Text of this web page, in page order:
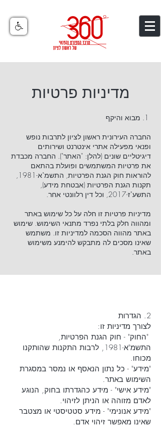
מדיניות פרטיות
החברה העירונית ראשון לציון לתרבות נופש
ופנאי מפעילה אתרי אינטרנט ושירותים
דיגיטליים שונים (להלן: "האתר"). החברה מכבדת
את פרטיות המשתמשים ופועלת בהתאם
להוראות חוק הגנת הפרטיות, התשמ"א-1981,
תקנות הגנת הפרטיות (אבטחת מידע),
התשע"ז-2017, וכל דין רלוונטי אחר.
מדיניות פרטיות זו חלה על כל שימוש באתר
ומהווה חלק בלתי נפרד מתנאי השימוש. שימוש
באתר מהווה הסכמה למדיניות זו. משתמש
שאינו מסכים לה מתבקש להימנע משימוש
באתר.
2. הגדרות
לצורך מדיניות זו:
"החוק" - חוק הגנת הפרטיות,
התשמ"א-1981, לרבות התקנות שהותקנו
מכוחו.
"מידע" - כל נתון הנאסף או נמסר במסגרת
השימוש באתר.
"מידע אישי" - מידע כהגדרתו בחוק, הנוגע
לאדם מזוהה או הניתן לזיהוי.
"מידע אנונימי" - מידע סטטיסטי או מצטבר
שאינו מאפשר זיהוי אדם.